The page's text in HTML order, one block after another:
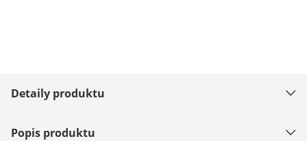
Detaily produktu
Popis produktu